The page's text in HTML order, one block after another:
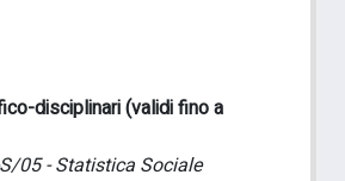
disciplinari (validi fino a
05 - Statistica Sociale